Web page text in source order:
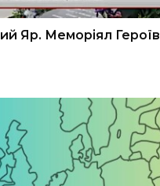
Яр. Меморіял Героїв